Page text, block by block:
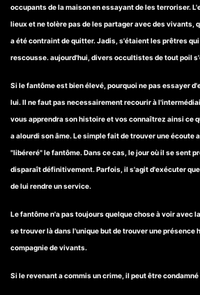
occupants de la maison en essayant de les terroriser.
lieux et ne tolère pas de les partager avec des vivants,
a été contraint de quitter. Jadis, s'étaient les prêtres
rescousse. aujourd'hui, divers occultistes de tout poil
Si le fantôme est bien élevé, pourquoi ne pas essayer
lui. Il ne faut pas necessairement recourir à
vous apprendra son histoire et vos connaîtrez ainsi ce
a alourdi son âme. Le simple fait de trouver une
"libéreré" le fantôme. Dans ce cas, le jour où il se sent
disparaît définitivement. Parfois, il s'agit d'exécuter
de lui rendre un service.
Le fantôme n'a pas toujours quelque chose à voir avec
se trouver là dans l'unique but de trouver une présence
compagnie de vivants.
Si le revenant a commis un crime, il peut être